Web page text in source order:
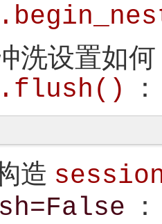
洗设置如
造